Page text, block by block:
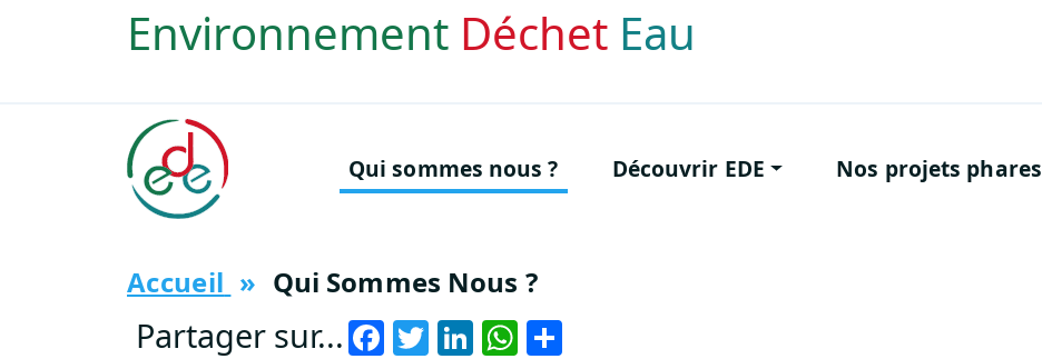
Aller au contenu principalEnvironnement Déchet Eau
Navigation principale
Qui sommes nous ? Découvrir EDE Nos projets phares
Accueil Qui Sommes Nous ?
Partager sur... Facebook
Twitter
LinkedIn
WhatsApp